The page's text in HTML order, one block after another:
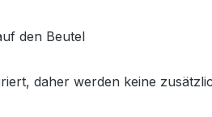
den Beutel
daher werden keine